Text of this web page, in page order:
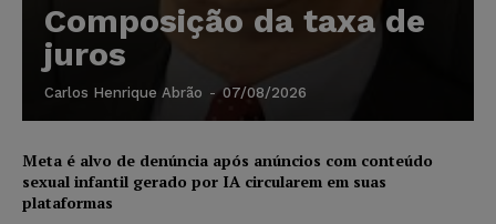
Composição da taxa de
juros
Carlos Henrique Abrão - 07/08/2026
Meta é alvo de denúncia após anúncios com conteúdo
sexual infantil gerado por IA circularem em suas
plataformas